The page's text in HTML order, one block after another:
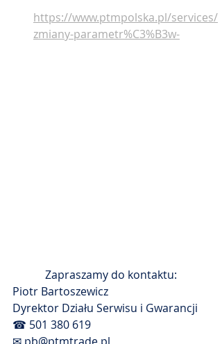
https://www.ptmpolska.pl/services/
zmiany-parametr%C3%B3w-
Zapraszamy do kontaktu:
Piotr Bartoszewicz
Dyrektor Działu Serwisu i Gwarancji
☎ 501 380 619